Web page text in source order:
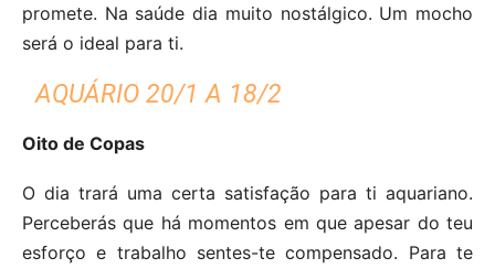
promete. Na saúde dia muito nostálgico. Um mocho
será o ideal para ti.
AQUÁRIO 20/1 A 18/2
Oito de Copas
O dia trará uma certa satisfação para ti aquariano.
Perceberás que há momentos em que apesar do teu
esforço e trabalho sentes-te compensado. Para te